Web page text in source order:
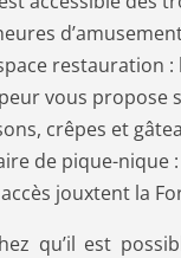
restauration :
vous propose
crêpes et
de pique-nique
jouxtent la
qu’il est